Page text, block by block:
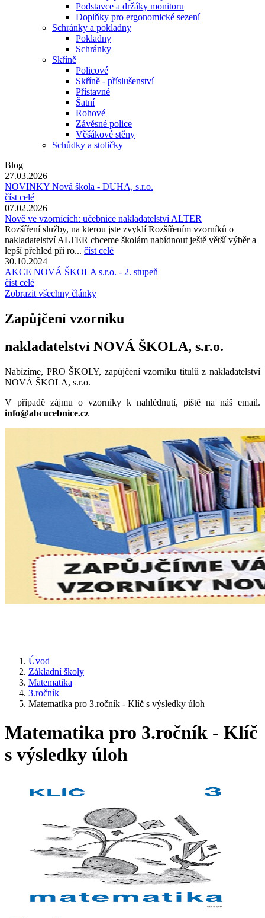
Podstavce a držáky monitoru
Doplňky pro ergonomické sezení
Schránky a pokladny
Pokladny
Schránky
Skříně
Policové
Skříně - příslušenství
Přístavné
Šatní
Rohové
Závěsné police
Věšákové stěny
Schůdky a stoličky
Blog
27.03.2026
NOVINKY Nová škola - DUHA, s.r.o.
číst celé
07.02.2026
Nově ve vzornících: učebnice nakladatelství ALTER
Rozšíření služby, na kterou jste zvyklí Rozšířením vzorníků o
nakladatelství ALTER chceme školám nabídnout ještě větší výběr a
lepší přehled při ro... číst celé
30.10.2024
AKCE NOVÁ ŠKOLA s.r.o. - 2. stupeň
číst celé
Zobrazit všechny články
Zapůjčení vzorníku
nakladatelství NOVÁ ŠKOLA, s.r.o.
Nabízíme, PRO ŠKOLY, zapůjčení vzorníku titulů z nakladatelství
NOVÁ ŠKOLA, s.r.o.
V případě zájmu o vzorníky k nahlédnutí, piště na náš email.
info@abcucebnice.cz
Úvod
Základní školy
Matematika
3.ročník
Matematika pro 3.ročník - Klíč s výsledky úloh
Matematika pro 3.ročník - Klíč
s výsledky úloh